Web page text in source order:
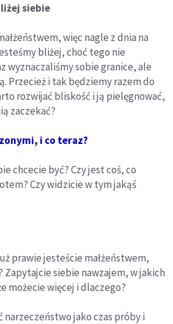
siebie
więc nagle z dnia na
bliżej, choć tego nie
wyznaczaliśmy sobie granice, ale
Przecież i tak będziemy razem do
rozwijać bliskość i ją pielęgnować,
zaczekać?
i co teraz?
chcecie być? Czy jest coś, co
Czy widzicie w tym jakąś
prawie jesteście małżeństwem,
Zapytajcie siebie nawzajem, w jakich
możecie więcej i dlaczego?
jako czas próby i